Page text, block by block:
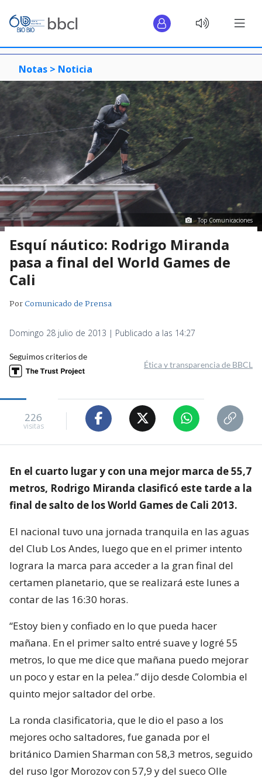
Notas > Noticia
Top Comunicaciones
Esquí náutico: Rodrigo Miranda
pasa a final del World Games de
Cali
PorComunicado de Prensa
Domingo 28 julio de 2013 | Publicado a las 14:27
Seguimos criterios de
Ética y transparencia de BBCL
226
visitas
En el cuarto lugar y con una mejor marca de 55,7
metros, Rodrigo Miranda clasificó este tarde a la
final de salto de los World Games de Cali 2013.
El nacional tuvo una jornada tranquila en las aguas
del Club Los Andes, luego que en el primer intento
lograra la marca para acceder a la gran final del
certamen planetario, que se realizará este lunes a
contar de las 16:30 horas.
“Estoy bien y confiado en lo que pueda hacer
mañana. En el primer salto entré suave y logré 55
metros, lo que me dice que mañana puedo mejorar
un poco y estar en la pelea.” dijo desde Colombia el
quinto mejor saltador del orbe.
La ronda clasificatoria, que le dio el paso a los
mejores ocho saltadores, fue ganada por el
británico Damien Sharman con 58,3 metros, seguido
del ruso Igor Morozov con 57,9 y del sueco Olle